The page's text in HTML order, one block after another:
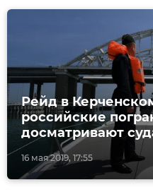
16 мая 2019, 17:55
Рейд в
российские
досматривают